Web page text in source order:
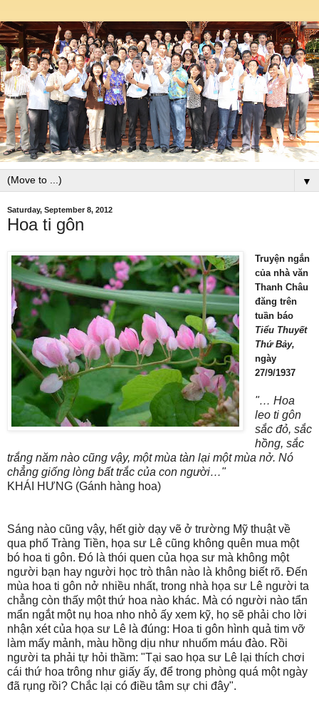
▼
Saturday, September 8, 2012
Hoa ti gôn
Truyện ngắn
của nhà văn
Thanh Châu
đăng trên
tuần báo
Tiểu Thuyết
Thứ Bảy,
ngày
27/9/1937
"… Hoa
leo ti gôn
sắc đỏ, sắc
hồng, sắc
trắng năm nào cũng vậy, một mùa tàn lại một mùa nở. Nó
chẳng giống lòng bất trắc của con người…"
KHÁI HƯNG (Gánh hàng hoa)
Sáng nào cũng vậy, hết giờ dạy vẽ ở trường Mỹ thuật về
qua phố Tràng Tiền, họa sư Lê cũng không quên mua một
bó hoa ti gôn. Đó là thói quen của họa sư mà không một
người bạn hay người học trò thân nào là không biết rõ. Đến
mùa hoa ti gôn nở nhiều nhất, trong nhà họa sư Lê người ta
chẳng còn thấy một thứ hoa nào khác. Mà có người nào tẩn
mẩn ngắt một nụ hoa nho nhỏ ấy xem kỹ, họ sẽ phải cho lời
nhận xét của họa sư Lê là đúng: Hoa ti gôn hình quả tim vỡ
làm mấy mảnh, màu hồng dịu như nhuốm máu đào. Rồi
người ta phải tự hỏi thầm: "Tại sao họa sư Lê lại thích chơi
cái thứ hoa trông như giấy ấy, để trong phòng quá một ngày
đã rụng rồi? Chắc lại có điều tâm sự chi đây".